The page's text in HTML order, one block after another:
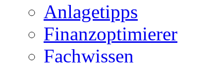
Anlagetipps
Finanzoptimierer
Fachwissen